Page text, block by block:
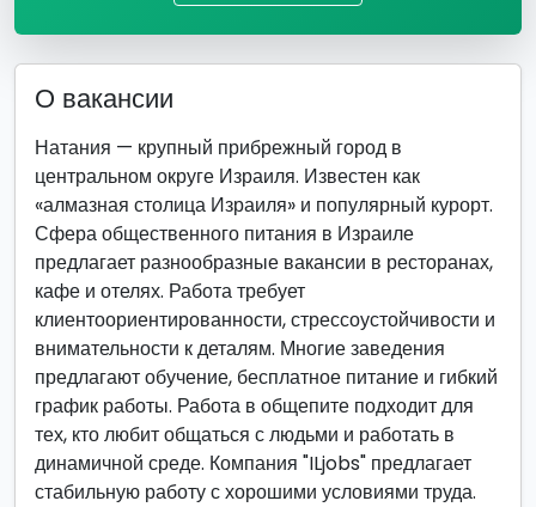
О вакансии
Натания — крупный прибрежный город в
центральном округе Израиля. Известен как
«алмазная столица Израиля» и популярный курорт.
Сфера общественного питания в Израиле
предлагает разнообразные вакансии в ресторанах,
кафе и отелях. Работа требует
клиентоориентированности, стрессоустойчивости и
внимательности к деталям. Многие заведения
предлагают обучение, бесплатное питание и гибкий
график работы. Работа в общепите подходит для
тех, кто любит общаться с людьми и работать в
динамичной среде. Компания "ILjobs" предлагает
стабильную работу с хорошими условиями труда.